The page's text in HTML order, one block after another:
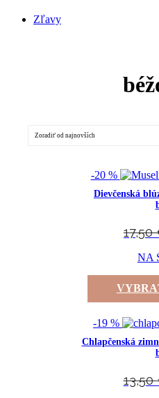
Zľavy
-20 %
Dievčenská
17,50
NA
-19 %
Chlapčenská
13,50